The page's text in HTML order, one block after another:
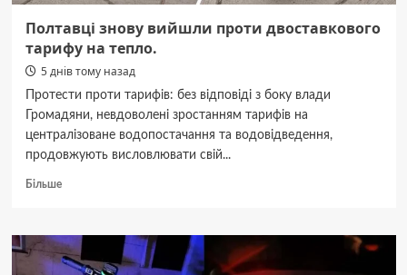
Полтавці знову вийшли проти двоставкового
тарифу на тепло.
5 днів тому назад
Протести проти тарифів: без відповіді з боку влади
Громадяни, невдоволені зростанням тарифів на
централізоване водопостачання та водовідведення,
продовжують висловлювати свій...
БільшеДокладніше
знову
вийшли
проти